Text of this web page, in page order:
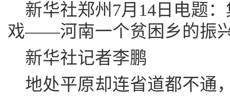
新华社郑州7月14日电题
戏——河南一个贫困乡的振
新华社记者李鹏
地处平原却连省道都不通